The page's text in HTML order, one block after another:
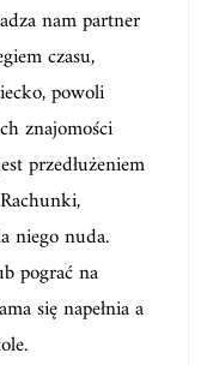
nam partner
czasu,
powoli
znajomości
przedłużeniem
niego nuda.
pograć na
się napełnia a